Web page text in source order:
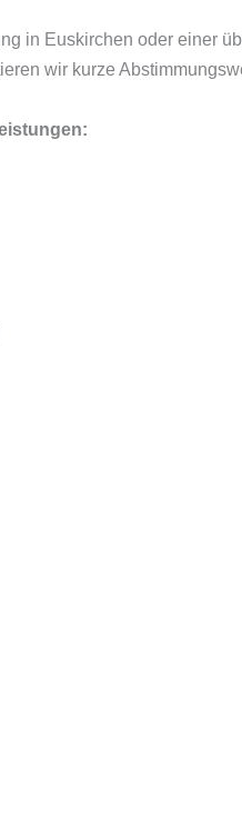
in Euskirchen oder einer
wir kurze